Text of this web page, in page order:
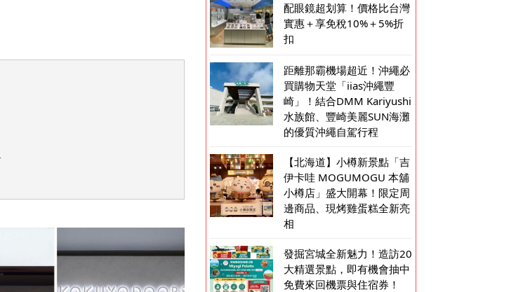
配眼鏡超划算！價格比台灣
實惠＋享免稅10%＋5%折
扣
距離那霸機場超近！沖繩必
買購物天堂「iias沖繩豐
崎」！結合DMM Kariyushi
水族館、豐崎美麗SUN海灘
的優質沖繩自駕行程
【北海道】小樽新景點「吉
伊卡哇 MOGUMOGU 本舖
小樽店」盛大開幕！限定周
邊商品、現烤雞蛋糕全新亮
相
發掘宮城全新魅力！造訪20
大精選景點，即有機會抽中
免費來回機票與住宿券！